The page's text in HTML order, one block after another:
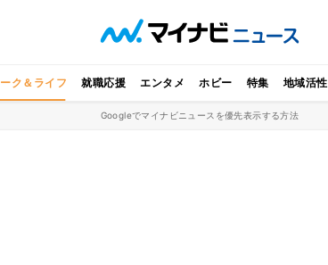
ク＆ライフ 就職応援 エンタメ ホビー 特集 地域活性
Googleでマイナビニュースを優先表示する方法